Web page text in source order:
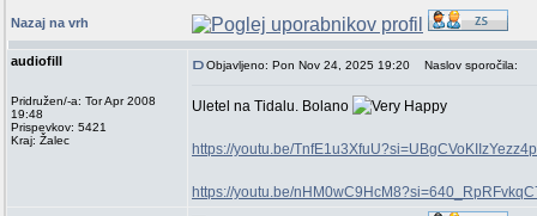
Nazaj na vrh
audiofill
Pridružen/-a: Tor Apr 2008
19:48
Prispevkov: 5421
Kraj: Žalec
Objavljeno: Pon Nov 24, 2025 19:20 Naslov sporočila:
Uletel na Tidalu. Bolano
https://youtu.be/TnfE1u3XfuU?si=UBgCVoKIIzYezz4p
https://youtu.be/